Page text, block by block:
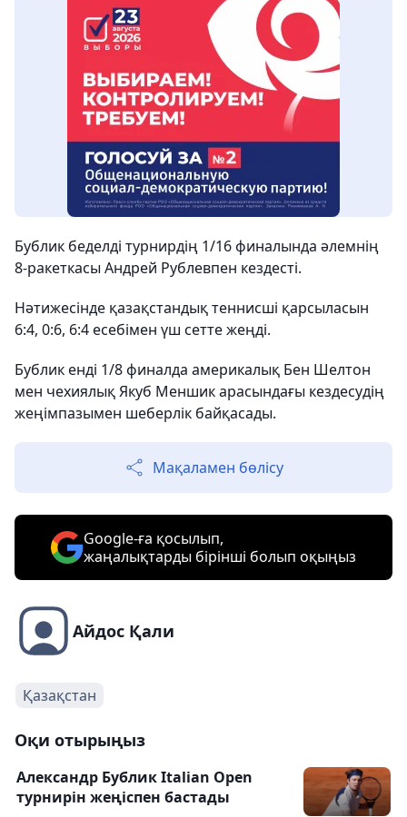
Бублик беделді турнирдің 1/16 финалында әлемнің
8-ракеткасы Андрей Рублевпен кездесті.
Нәтижесінде қазақстандық теннисші қарсыласын
6:4, 0:6, 6:4 есебімен үш сетте жеңді.
Бублик енді 1/8 финалда америкалық Бен Шелтон
мен чехиялық Якуб Меншик арасындағы кездесудің
жеңімпазымен шеберлік байқасады.
Мақаламен бөлісу
Google-ға қосылып,
жаңалықтарды бірінші болып оқыңыз
Айдос Қали
Қазақстан
Оқи отырыңыз
Александр Бублик Italian Open
турнирін жеңіспен бастады